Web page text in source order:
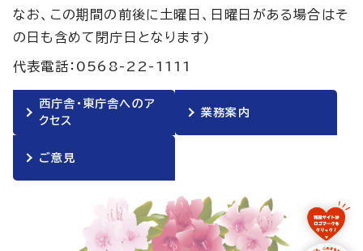
なお、この期間の前後に土曜日、日曜日がある場合はそ
の日も含めて閉庁日となります)
代表電話：0568-22-1111
西庁舎・東庁舎へのア
クセス
業務案内
ご意見